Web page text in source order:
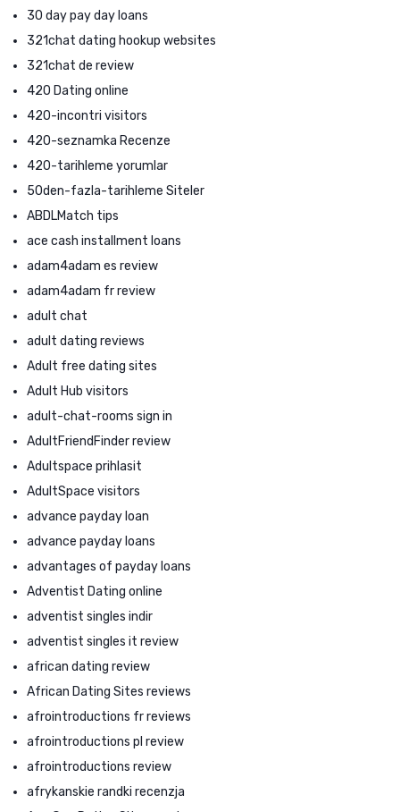
30 day pay day loans
321chat dating hookup websites
321chat de review
420 Dating online
420-incontri visitors
420-seznamka Recenze
420-tarihleme yorumlar
50den-fazla-tarihleme Siteler
ABDLMatch tips
ace cash installment loans
adam4adam es review
adam4adam fr review
adult chat
adult dating reviews
Adult free dating sites
Adult Hub visitors
adult-chat-rooms sign in
AdultFriendFinder review
Adultspace prihlasit
AdultSpace visitors
advance payday loan
advance payday loans
advantages of payday loans
Adventist Dating online
adventist singles indir
adventist singles it review
african dating review
African Dating Sites reviews
afrointroductions fr reviews
afrointroductions pl review
afrointroductions review
afrykanskie randki recenzja